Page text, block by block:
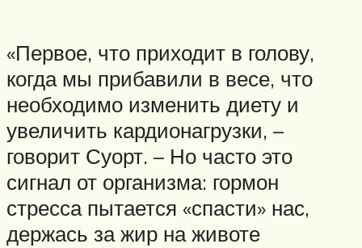
«Первое, что приходит в голову,
когда мы прибавили в весе, что
необходимо изменить диету и
увеличить кардионагрузки, –
говорит Суорт. – Но часто это
сигнал от организма: гормон
стресса пытается «спасти» нас,
держась за жир на животе